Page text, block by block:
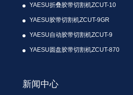
YAESU折叠胶带切割机ZCUT-10
YAESU胶带切割机ZCUT-9GR
YAESU自动胶带切割机ZCUT-9
YAESU圆盘胶带切割机ZCUT-870
新闻中心